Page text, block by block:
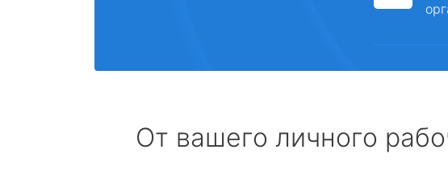
От вашего личного